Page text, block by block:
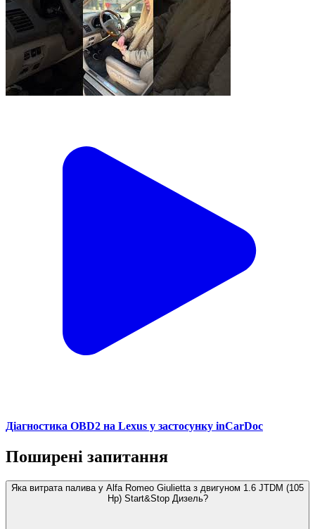
Діагностика OBD2 на Lexus у застосунку inCarDoc
Поширені запитання
Яка витрата палива у Alfa Romeo Giulietta з двигуном 1.6 JTDM (105
Hp) Start&Stop Дизель?